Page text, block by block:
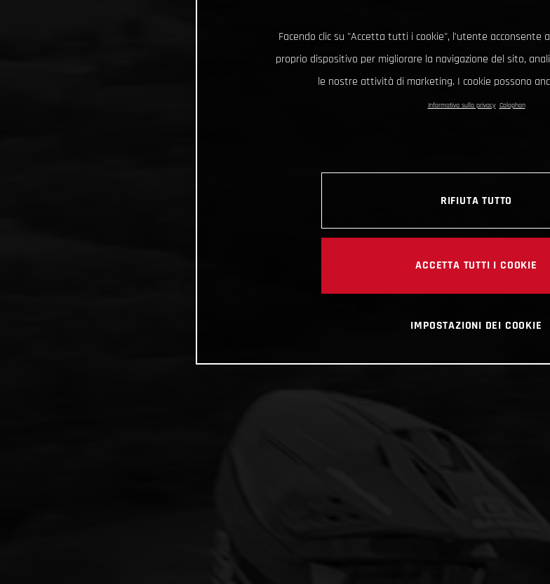
Facendo clic su "Accetta tutti i cookie", l'utente acconsente
proprio dispositivo per migliorare la navigazione del sito,
le nostre attività di marketing. I cookie possono
Informativa sulla privacy Colophon
RIFIUTA TUTTO
ACCETTA TUTTI I COOKIE
IMPOSTAZIONI DEI COOKIE